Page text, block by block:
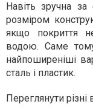
Навіть зручна
розміром
якщо покриття
водою. Саме
найпоширеніші
сталь і пластик.
Переглянути